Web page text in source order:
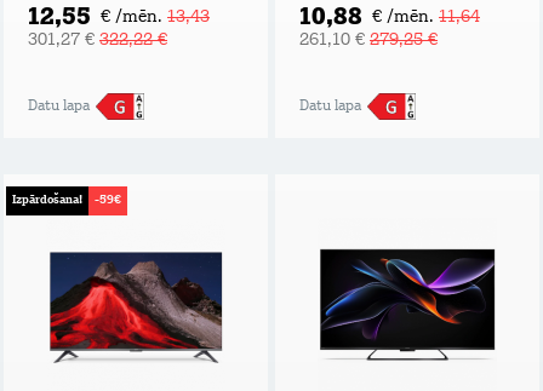
12,55 € /mēn. 13,43
301,27 € 322,22 €
Datu lapa
10,88 € /mēn. 11,64
261,10 € 279,25 €
Datu lapa
Izpārdošana! -59€